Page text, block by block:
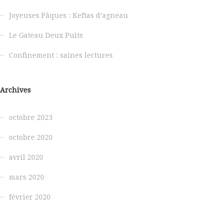
Joyeuses Pâques : Keftas d’agneau
Le Gateau Deux Puits
Confinement : saines lectures
Archives
octobre 2023
octobre 2020
avril 2020
mars 2020
février 2020